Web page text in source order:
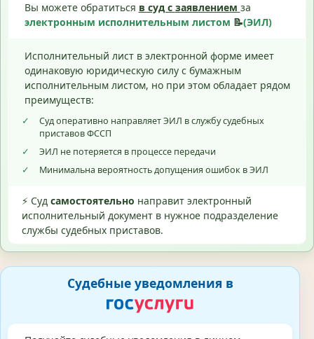
Вы можете обратиться в суд с заявлением за
электронным исполнительным листом 📝(ЭИЛ)
Исполнительный лист в электронной форме имеет
одинаковую юридическую силу с бумажным
исполнительным листом, но при этом обладает рядом
преимуществ:
✓
Суд оперативно направляет ЭИЛ в службу судебных
приставов ФССП
✓
ЭИЛ не потеряется в процессе передачи
✓
Минимальна вероятность допущения ошибок в ЭИЛ
⚡ Суд самостоятельно направит электронный
исполнительный документ в нужное подразделение
службы судебных приставов.
Судебные уведомления в